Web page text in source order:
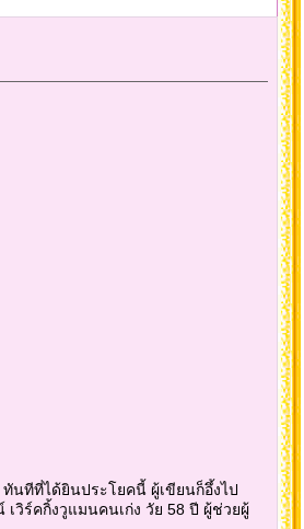
นทีที่ได้ยินประโยคนี้ ผู้เขียนก็อึ้งไป
วิร์คกิ้งวูแมนคนเก่ง วัย 58 ปี ผู้ช่วยผู้